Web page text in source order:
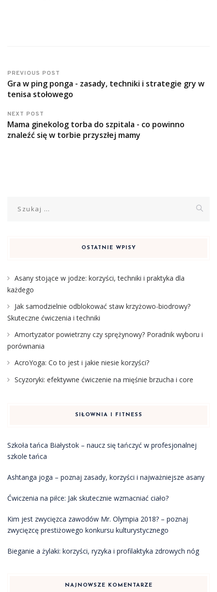
PREVIOUS POST
Gra w ping ponga - zasady, techniki i strategie gry w
tenisa stołowego
NEXT POST
Mama ginekolog torba do szpitala - co powinno
znaleźć się w torbie przyszłej mamy
OSTATNIE WPISY
Asany stojące w jodze: korzyści, techniki i praktyka dla
każdego
Jak samodzielnie odblokować staw krzyżowo-biodrowy?
Skuteczne ćwiczenia i techniki
Amortyzator powietrzny czy sprężynowy? Poradnik wyboru i
porównania
AcroYoga: Co to jest i jakie niesie korzyści?
Scyzoryki: efektywne ćwiczenie na mięśnie brzucha i core
SIŁOWNIA I FITNESS
Szkoła tańca Białystok – naucz się tańczyć w profesjonalnej
szkole tańca
Ashtanga joga – poznaj zasady, korzyści i najważniejsze asany
Ćwiczenia na piłce: Jak skutecznie wzmacniać ciało?
Kim jest zwycięzca zawodów Mr. Olympia 2018? – poznaj
zwycięzcę prestiżowego konkursu kulturystycznego
Bieganie a żylaki: korzyści, ryzyka i profilaktyka zdrowych nóg
NAJNOWSZE KOMENTARZE